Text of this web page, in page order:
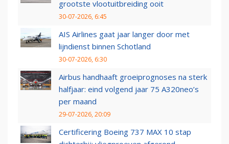
grootste vlootuitbreiding ooit
30-07-2026, 6:45
AIS Airlines gaat jaar langer door met
lijndienst binnen Schotland
30-07-2026, 6:30
Airbus handhaaft groeiprognoses na sterk
halfjaar: eind volgend jaar 75 A320neo’s
per maand
29-07-2026, 20:09
Certificering Boeing 737 MAX 10 stap